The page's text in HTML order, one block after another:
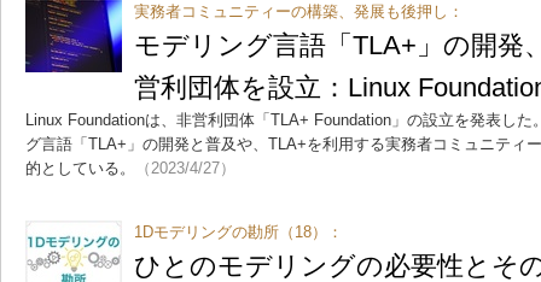
実務者コミュニティーの構築、発展も後押し：
モデリング言語「TLA+」の開発
営利団体を設立：Linux
Linux Foundationは、非営利団体「TLA+ Foundation」の設立を発表し
グ言語「TLA+」の開発と普及や、TLA+を利用する実務者コミュニティ
的としている。
（2023/4/27）
1Dモデリングの勘所（18）：
ひとのモデリングの必要性とそ